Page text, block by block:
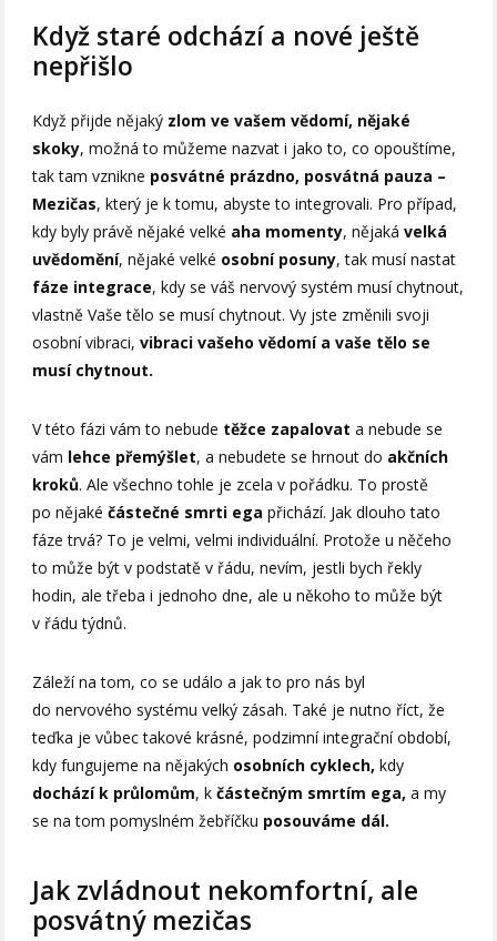
Když staré odchází a nové ještě
nepřišlo
Když přijde nějaký zlom ve vašem vědomí, nějaké
skoky, možná to můžeme nazvat i jako to, co opouštíme,
tak tam vznikne posvátné prázdno, posvátná pauza –
Mezičas, který je k tomu, abyste to integrovali. Pro případ,
kdy byly právě nějaké velké aha momenty, nějakávelká
uvědomění, nějaké velké osobní posuny, tak musí nastat
fáze integrace, kdy se váš nervový systém musí chytnout,
vlastně Vaše tělo se musí chytnout. Vy jste změnili svoji
osobní vibraci,vibraci vašeho vědomí a vaše tělo se
musí chytnout.
V této fázi vám to nebude těžce zapalovat a nebude se
vám lehce přemýšlet, a nebudete se hrnout do akčních
kroků. Ale všechno tohle je zcela v pořádku. To prostě
po nějakéčástečné smrti ega přichází. Jak dlouho tato
fáze trvá? To je velmi, velmi individuální. Protože u něčeho
to může být v podstatě v řádu, nevím, jestli bych řekly
hodin, ale třeba i jednoho dne, ale u někoho to může být
v řádu týdnů.
Záleží na tom, co se událo a jak to pro nás byl
do nervového systému velký zásah. Také je nutno říct, že
teďka je vůbec takové krásné, podzimní integrační období,
kdy fungujeme na nějakých osobních cyklech, kdy
dochází k průlomům, kčástečným smrtím ega, a my
se na tom pomyslném žebříčku posouváme dál.
Jak zvládnout nekomfortní, ale
posvátný mezičas